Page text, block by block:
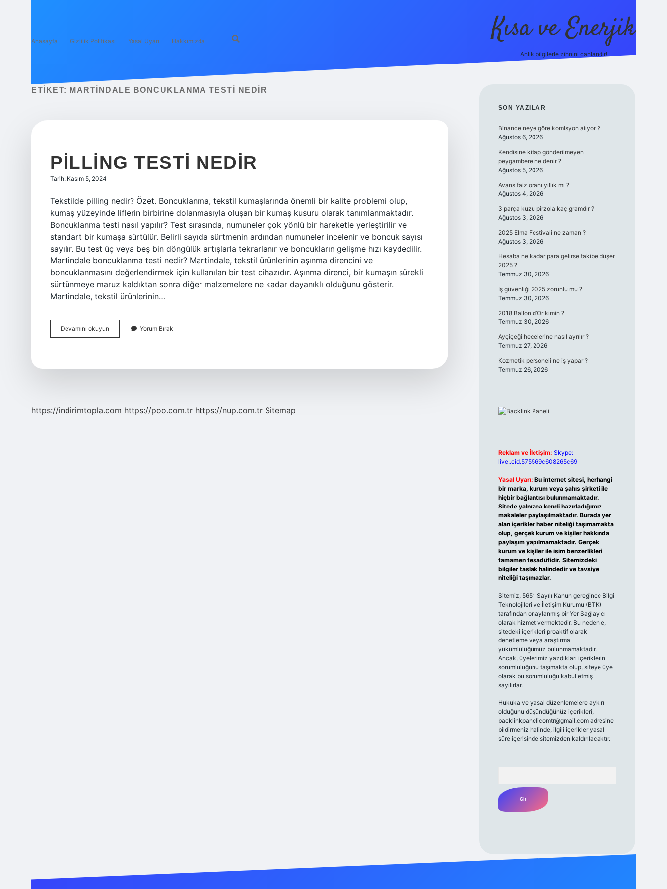
Anasayfa Gizlilik Politikası Yasal Uyarı Hakkımızda Kısa ve Enerjik
Anlık bilgilerle zihnini canlandır!
ETIKET: MARTINDALE BONCUKLANMA TESTI NEDIR
PILLING TESTI NEDIR
Tarih: Kasım 5, 2024
Tekstilde pilling nedir? Özet. Boncuklanma, tekstil kumaşlarında önemli bir kalite problemi olup,
kumaş yüzeyinde liflerin birbirine dolanmasıyla oluşan bir kumaş kusuru olarak tanımlanmaktadır.
Boncuklanma testi nasıl yapılır? Test sırasında, numuneler çok yönlü bir hareketle yerleştirilir ve
standart bir kumaşa sürtülür. Belirli sayıda sürtmenin ardından numuneler incelenir ve boncuk sayısı
sayılır. Bu test üç veya beş bin döngülük artışlarla tekrarlanır ve boncukların gelişme hızı kaydedilir.
Martindale boncuklanma testi nedir? Martindale, tekstil ürünlerinin aşınma direncini ve
boncuklanmasını değerlendirmek için kullanılan bir test cihazıdır. Aşınma direnci, bir kumaşın sürekli
sürtünmeye maruz kaldıktan sonra diğer malzemelere ne kadar dayanıklı olduğunu gösterir.
Martindale, tekstil ürünlerinin…
Devamını okuyun
Testi
Yorum Bırak
https://indirimtopla.com https://poo.com.tr https://nup.com.tr Sitemap
SIDEBAR
SON YAZILAR
Binance neye göre komisyon alıyor ?
Ağustos 6, 2026
Kendisine kitap gönderilmeyen
peygambere ne denir ?
Ağustos 5, 2026
Avans faiz oranı yıllık mı ?
Ağustos 4, 2026
3 parça kuzu pirzola kaç gramdır ?
Ağustos 3, 2026
2025 Elma Festivali ne zaman ?
Ağustos 3, 2026
Hesaba ne kadar para gelirse takibe düşer
2025 ?
Temmuz 30, 2026
İş güvenliği 2025 zorunlu mu ?
Temmuz 30, 2026
2018 Ballon d’Or kimin ?
Temmuz 30, 2026
Ayçiçeği hecelerine nasıl ayrılır ?
Temmuz 27, 2026
Kozmetik personeli ne iş yapar ?
Temmuz 26, 2026
Reklam ve İletişim: Skype:
live:.cid.575569c608265c69
Yasal Uyarı: Bu internet sitesi, herhangi
bir marka, kurum veya şahıs şirketi ile
hiçbir bağlantısı bulunmamaktadır.
Sitede yalnızca kendi hazırladığımız
makaleler paylaşılmaktadır. Burada yer
alan içerikler haber niteliği taşımamakta
olup, gerçek kurum ve kişiler hakkında
paylaşım yapılmamaktadır. Gerçek
kurum ve kişiler ile isim benzerlikleri
tamamen tesadüfidir. Sitemizdeki
bilgiler taslak halindedir ve tavsiye
niteliği taşımazlar.
Sitemiz, 5651 Sayılı Kanun gereğince Bilgi
Teknolojileri ve İletişim Kurumu (BTK)
tarafından onaylanmış bir Yer Sağlayıcı
olarak hizmet vermektedir. Bu nedenle,
sitedeki içerikleri proaktif olarak
denetleme veya araştırma
yükümlülüğümüz bulunmamaktadır.
Ancak, üyelerimiz yazdıkları içeriklerin
sorumluluğunu taşımakta olup, siteye üye
olarak bu sorumluluğu kabul etmiş
sayılırlar.
Hukuka ve yasal düzenlemelere aykırı
olduğunu düşündüğünüz içerikleri,
backlinkpanelicomtr@gmail.comadresine
bildirmeniz halinde, ilgili içerikler yasal
süre içerisinde sitemizden kaldırılacaktır.